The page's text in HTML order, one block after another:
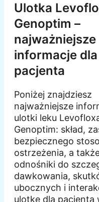
Ulotka
Genoptim –
najważniejsze
informacje dla
pacjenta
Poniżej znajdziesz
najważniejsze
ulotki leku
Genoptim: skład,
bezpiecznego
ostrzeżenia, a
odnośniki do
dawkowania,
ubocznych i
ulotkę dla pacjenta